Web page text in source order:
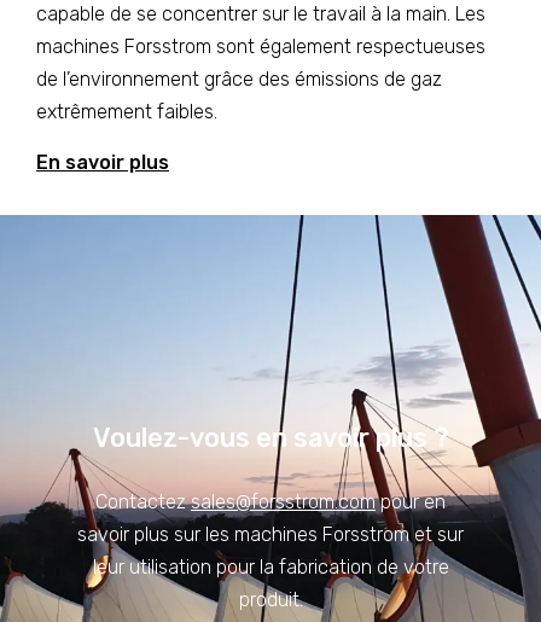
capable de se concentrer sur le travail à la main. Les
machines Forsstrom sont également respectueuses
de l’environnement grâce des émissions de gaz
extrêmement faibles.
En savoir plus
Voulez-vous en savoir plus ?
Contactezsales@forsstrom.compour en
savoir plus sur les machines Forsstrom et sur
leur utilisation pour la fabrication de votre
produit.